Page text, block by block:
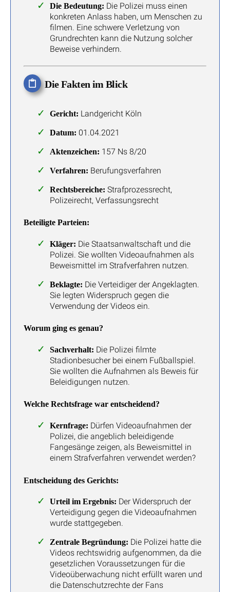
Die Bedeutung: Die Polizei muss einen
konkreten Anlass haben, um Menschen zu
filmen. Eine schwere Verletzung von
Grundrechten kann die Nutzung solcher
Beweise verhindern.
Die Fakten im Blick
Gericht: Landgericht Köln
Datum: 01.04.2021
Aktenzeichen: 157 Ns 8/20
Verfahren: Berufungsverfahren
Rechtsbereiche: Strafprozessrecht,
Polizeirecht, Verfassungsrecht
Beteiligte Parteien:
Kläger: Die Staatsanwaltschaft und die
Polizei. Sie wollten Videoaufnahmen als
Beweismittel im Strafverfahren nutzen.
Beklagte: Die Verteidiger der Angeklagten.
Sie legten Widerspruch gegen die
Verwendung der Videos ein.
Worum ging es genau?
Sachverhalt: Die Polizei filmte
Stadionbesucher bei einem Fußballspiel.
Sie wollten die Aufnahmen als Beweis für
Beleidigungen nutzen.
Welche Rechtsfrage war entscheidend?
Kernfrage: Dürfen Videoaufnahmen der
Polizei, die angeblich beleidigende
Fangesänge zeigen, als Beweismittel in
einem Strafverfahren verwendet werden?
Entscheidung des Gerichts:
Urteil im Ergebnis: Der Widerspruch der
Verteidigung gegen die Videoaufnahmen
wurde stattgegeben.
Zentrale Begründung: Die Polizei hatte die
Videos rechtswidrig aufgenommen, da die
gesetzlichen Voraussetzungen für die
Videoüberwachung nicht erfüllt waren und
die Datenschutzrechte der Fans